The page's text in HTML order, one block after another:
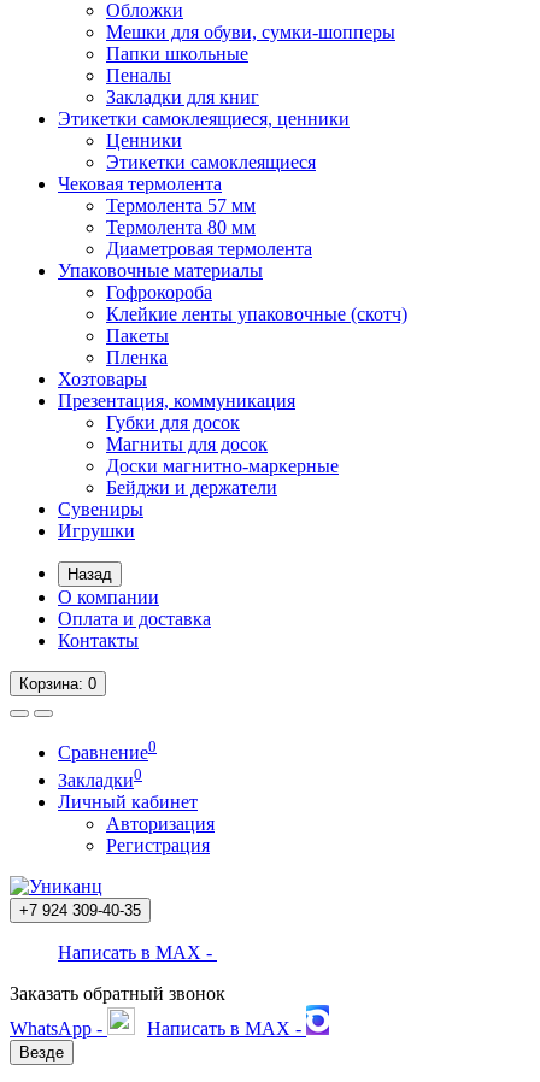
Обложки
Мешки для обуви, сумки-шопперы
Папки школьные
Пеналы
Закладки для книг
Этикетки самоклеящиеся, ценники
Ценники
Этикетки самоклеящиеся
Чековая термолента
Термолента 57 мм
Термолента 80 мм
Диаметровая термолента
Упаковочные материалы
Гофрокороба
Клейкие ленты упаковочные (скотч)
Пакеты
Пленка
Хозтовары
Презентация, коммуникация
Губки для досок
Магниты для досок
Доски магнитно-маркерные
Бейджи и держатели
Сувениры
Игрушки
Назад
О компании
Оплата и доставка
Контакты
Корзина: 0
Сравнение0
Закладки0
Личный кабинет
Авторизация
Регистрация
+7 924 309-40-35
Написать в MAX -
Заказать обратный звонок
WhatsApp -
Написать в MAX -
Везде